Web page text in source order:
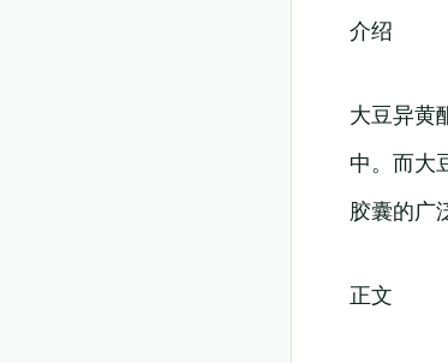
介绍
大豆异黄
中。而大
胶囊的广
正文